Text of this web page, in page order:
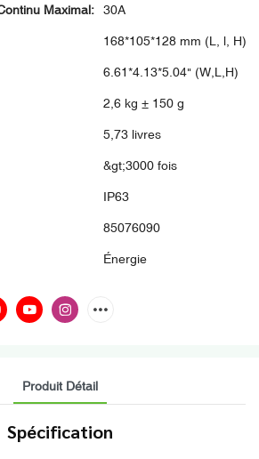
Maximal: 30A
168*105*128 mm (L, l, H)
6.61*4.13*5.04" (W,L,H)
2,6 kg ± 150 g
5,73 livres
&gt;3000 fois
IP63
85076090
Énergie
Produit Détail
Spécification